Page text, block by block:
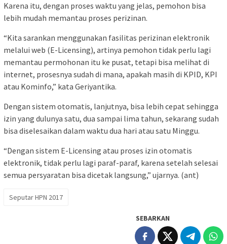
Karena itu, dengan proses waktu yang jelas, pemohon bisa
lebih mudah memantau proses perizinan.
“Kita sarankan menggunakan fasilitas perizinan elektronik
melalui web (E-Licensing), artinya pemohon tidak perlu lagi
memantau permohonan itu ke pusat, tetapi bisa melihat di
internet, prosesnya sudah di mana, apakah masih di KPID, KPI
atau Kominfo,” kata Geriyantika.
Dengan sistem otomatis, lanjutnya, bisa lebih cepat sehingga
izin yang dulunya satu, dua sampai lima tahun, sekarang sudah
bisa diselesaikan dalam waktu dua hari atau satu Minggu.
“Dengan sistem E-Licensing atau proses izin otomatis
elektronik, tidak perlu lagi paraf-paraf, karena setelah selesai
semua persyaratan bisa dicetak langsung,” ujarnya. (ant)
Seputar HPN 2017
SEBARKAN